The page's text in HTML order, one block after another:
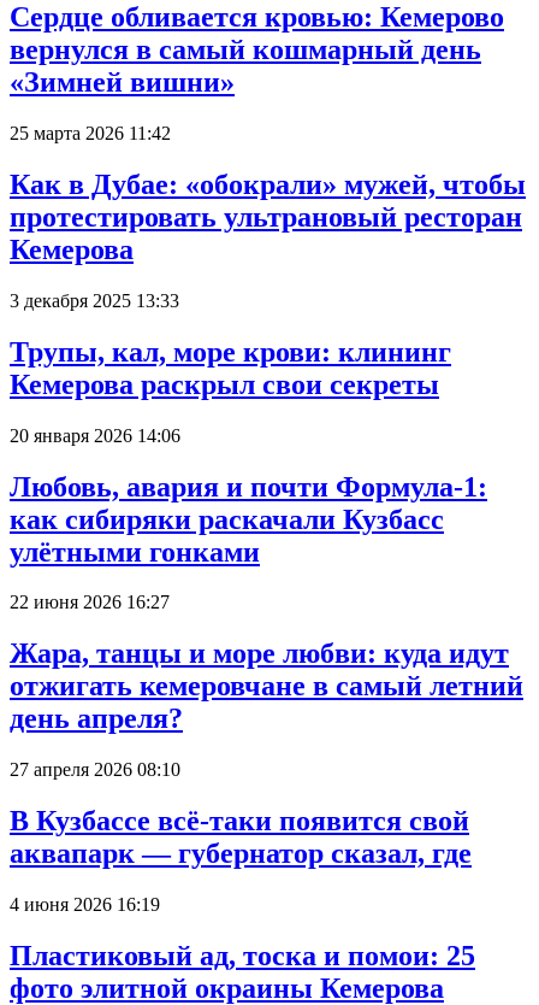
Сердце обливается кровью: Кемерово
вернулся в самый кошмарный день
«Зимней вишни»
25 марта 2026 11:42
Как в Дубае: «обокрали» мужей, чтобы
протестировать ультрановый ресторан
Кемерова
3 декабря 2025 13:33
Трупы, кал, море крови: клининг
Кемерова раскрыл свои секреты
20 января 2026 14:06
Любовь, авария и почти Формула-1:
как сибиряки раскачали Кузбасс
улётными гонками
22 июня 2026 16:27
Жара, танцы и море любви: куда идут
отжигать кемеровчане в самый летний
день апреля?
27 апреля 2026 08:10
В Кузбассе всё-таки появится свой
аквапарк — губернатор сказал, где
4 июня 2026 16:19
Пластиковый ад, тоска и помои: 25
фото элитной окраины Кемерова